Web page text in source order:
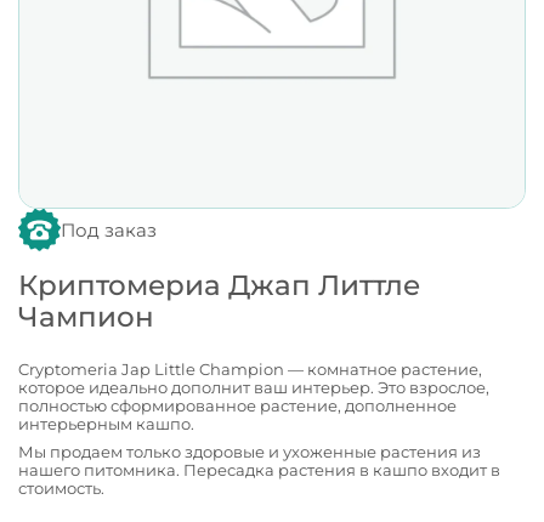
Под заказ
Криптомериа Джап Литтле
Чампион
Cryptomeria Jap Little Champion — комнатное растение,
которое идеально дополнит ваш интерьер. Это взрослое,
полностью сформированное растение, дополненное
интерьерным кашпо.
Мы продаем только здоровые и ухоженные растения из
нашего питомника. Пересадка растения в кашпо входит в
стоимость.